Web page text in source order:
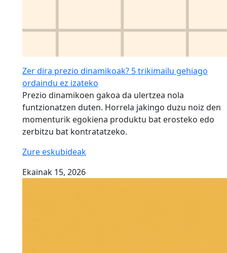
Zer dira prezio dinamikoak? 5 trikimailu gehiago
ordaindu ez izateko
Prezio dinamikoen gakoa da ulertzea nola
funtzionatzen duten. Horrela jakingo duzu noiz den
momenturik egokiena produktu bat erosteko edo
zerbitzu bat kontratatzeko.
Zure eskubideak
Ekainak 15, 2026